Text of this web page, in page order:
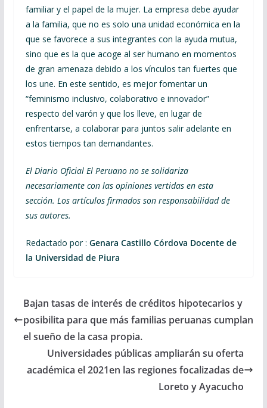
familiar y el papel de la mujer. La empresa debe ayudar
a la familia, que no es solo una unidad económica en la
que se favorece a sus integrantes con la ayuda mutua,
sino que es la que acoge al ser humano en momentos
de gran amenaza debido a los vínculos tan fuertes que
los une. En este sentido, es mejor fomentar un
“feminismo inclusivo, colaborativo e innovador”
respecto del varón y que los lleve, en lugar de
enfrentarse, a colaborar para juntos salir adelante en
estos tiempos tan demandantes.
El Diario Oficial El Peruano no se solidariza
necesariamente con las opiniones vertidas en esta
sección. Los artículos firmados son responsabilidad de
sus autores.
Redactado por : Genara Castillo Córdova Docente de
la Universidad de Piura
Bajan tasas de interés de créditos hipotecarios y
posibilita para que más familias peruanas cumplan
el sueño de la casa propia.
Universidades públicas ampliarán su oferta
académica el 2021en las regiones focalizadas de
Loreto y Ayacucho